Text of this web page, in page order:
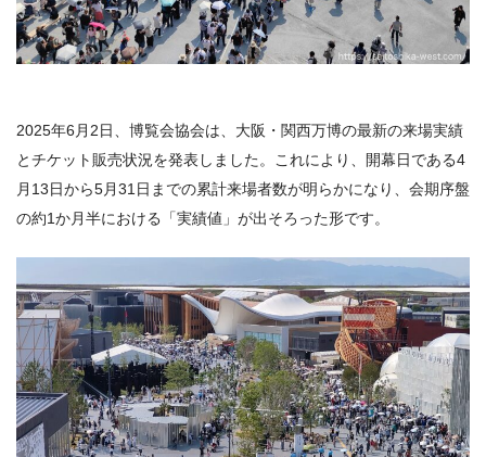
2025年6月2日、博覧会協会は、大阪・関西万博の最新の来場実績
とチケット販売状況を発表しました。これにより、開幕日である4
月13日から5月31日までの累計来場者数が明らかになり、会期序盤
の約1か月半における「実績値」が出そろった形です。